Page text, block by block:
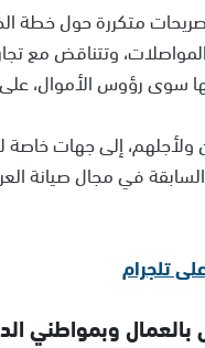
متكررة حول خطة
وتتناقض مع
سوى رؤوس الأموال،
إلى جهات خاصة
في مجال صيانة
وبمواطني